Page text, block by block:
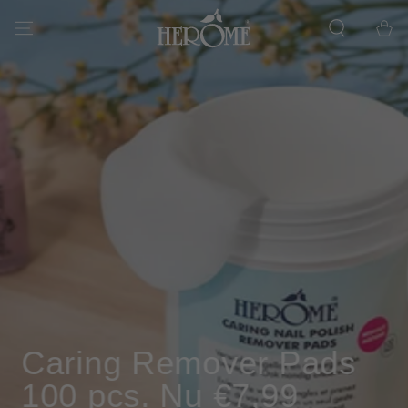
NAAR ARTIKEL
Caring Remover Pads
100 pcs. Nu €7,99